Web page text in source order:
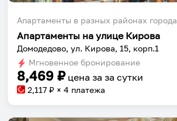
Апартаменты в разных районах города
Апартаменты на улице Кирова
Домодедово, ул. Кирова, 15, корп.1
Мгновенное бронирование
8,469 ₽ цена за за сутки
2,117 ₽ × 4 платежа